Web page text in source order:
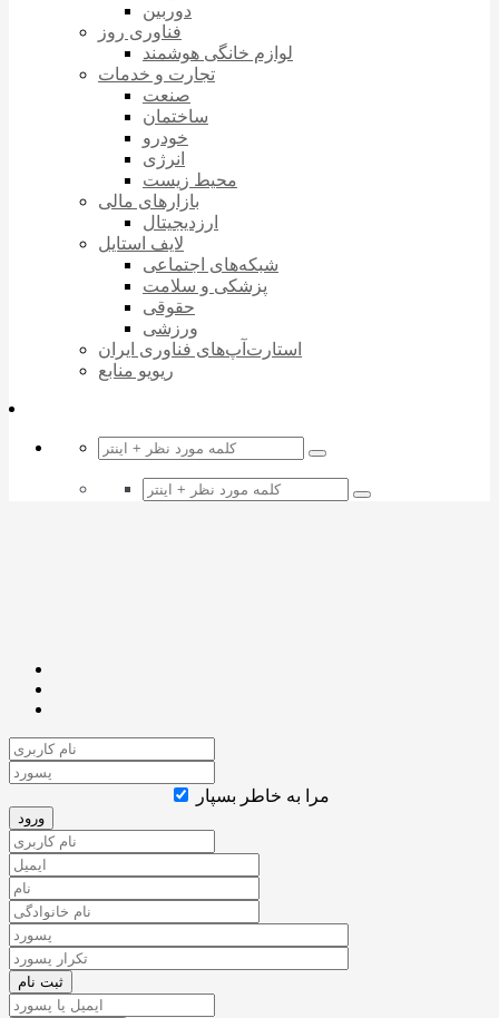
دوربین
فناوری روز
لوازم خانگی هوشمند
تجارت و خدمات
صنعت
ساختمان
خودرو
انرژی
محیط زیست
بازارهای مالی
ارزدیجیتال
لایف استایل
شبکه‌های اجتماعی
پزشکی و سلامت
حقوقی
ورزشی
استارت‌آپ‌های فناوری ایران
ریویو منابع
مرا به خاطر بسپار